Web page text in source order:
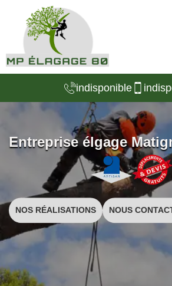
indisponible
Entreprise élgage
NOS RÉALISATIONS NOUS